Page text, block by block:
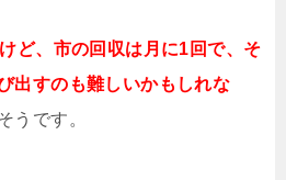
ど、市の回収は月に1回で、そ
出すのも難しいかもしれな
うです。